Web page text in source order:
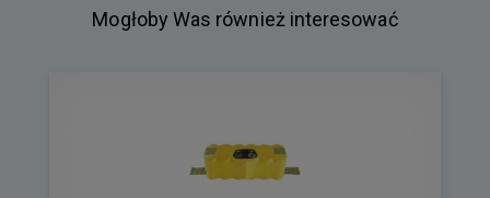
Mogłoby Was również interesować